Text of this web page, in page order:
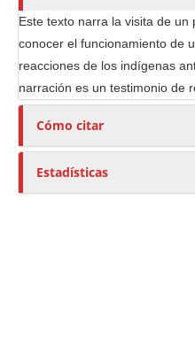
e
/
a
s
Este texto narra la visita de
conocer el funcionamiento de
reacciones de los indígenas
narración es un testimonio de
Cómo citar
Estadísticas